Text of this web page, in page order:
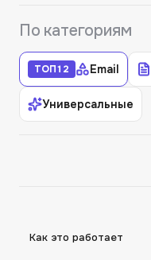
По категориям
ТОП12 Email
Универсальные
Как это работает